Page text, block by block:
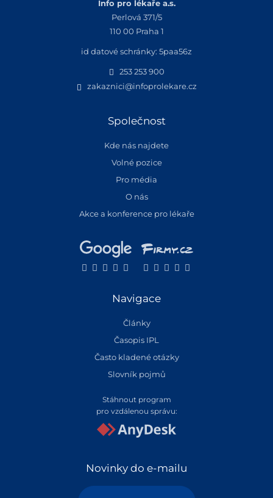
Info pro lékaře a.s.
Perlová 371/5
110 00 Praha 1
id datové schránky: 5paa56z
253 253 900
zakaznici@infoprolekare.cz
Společnost
Kde nás najdete
Volné pozice
Pro média
O nás
Akce a konference pro lékaře
Navigace
Články
Časopis IPL
Často kladené otázky
Slovník pojmů
Stáhnout program
pro vzdálenou správu:
Novinky do e-mailu